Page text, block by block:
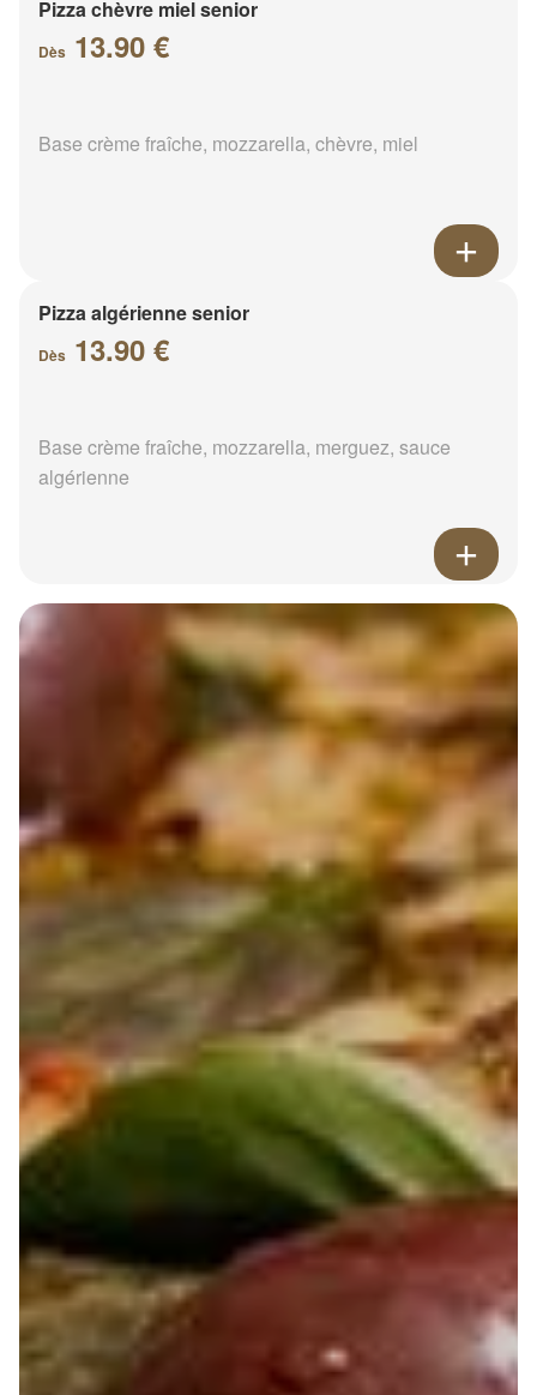
Pizza chèvre miel senior
Dès 13.90 €
Base crème fraîche, mozzarella, chèvre, miel
Pizza algérienne senior
Dès 13.90 €
Base crème fraîche, mozzarella, merguez, sauce
algérienne